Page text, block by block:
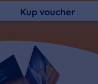
Kup voucher